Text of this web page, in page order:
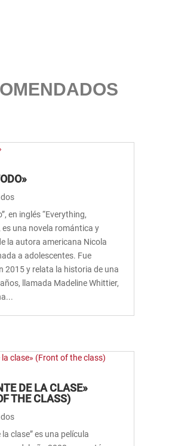
en inglés “Everything,
es una novela romántica y
la autora americana Nicola
a adolescentes. Fue
2015 y relata la historia de una
llamada Madeline Whittier,
DE LA CLASE»
THE CLASS)
la clase” es una película